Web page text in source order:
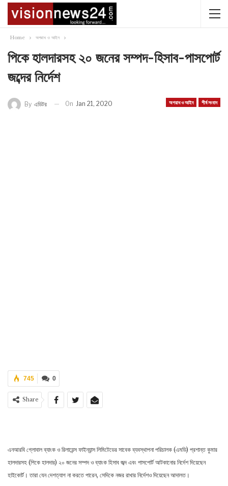
Home অপরাধ ও আইন
পিকে হালদারসহ ২০ জনের সম্পদ-হিসাব-পাসপোর্ট
জব্দের নির্দেশ
অপরাধ ও আইন শীর্ষ সংবাদ
By এডিটর On Jan 21, 2020
0
745
Share
এনআরবি গ্লোবাল ব্যাংক ও রিলায়েন্স ফাইন্যান্স লিমিটেডের সাবেক ব্যবস্থাপনা পরিচালক (এমডি) প্রশান্ত কুমার
হালদারসহ (পিকে হালদার) ২০ জনের সম্পদ ও ব্যাংক হিসাব জব্দ এবং পাসপোর্ট আটকানোর নির্দেশ দিয়েছেন
হাইকোর্ট। তারা যেন দেশত্যাগ না করতে পারেন, সেদিকে নজর রাখার নির্দেশও দিয়েছেন আদালত।